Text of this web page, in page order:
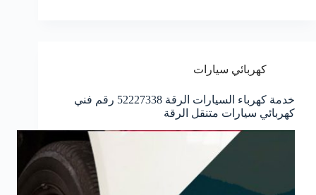
كهربائي سيارات
خدمة كهرباء السيارات الرقة 52227338 رقم فني
كهربائي سيارات متنقل الرقة